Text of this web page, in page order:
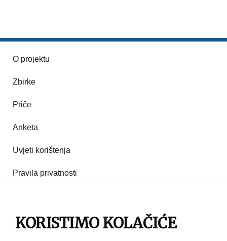
O projektu
Zbirke
Priče
Anketa
Uvjeti korištenja
Pravila privatnosti
Pravila korištenja
KORISTIMO KOLAČIĆE